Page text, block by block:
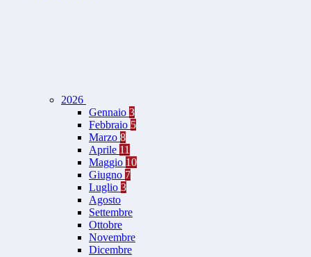
2026
Gennaio 3
Febbraio 5
Marzo 8
Aprile 11
Maggio 10
Giugno 7
Luglio 3
Agosto
Settembre
Ottobre
Novembre
Dicembre